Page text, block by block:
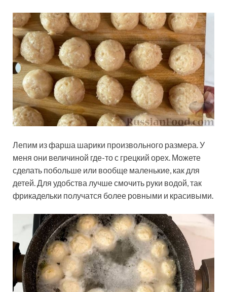
Лепим из фарша шарики произвольного размера. У
меня они величиной где-то с грецкий орех. Можете
сделать побольше или вообще маленькие, как для
детей. Для удобства лучше смочить руки водой, так
фрикадельки получатся более ровными и красивыми.